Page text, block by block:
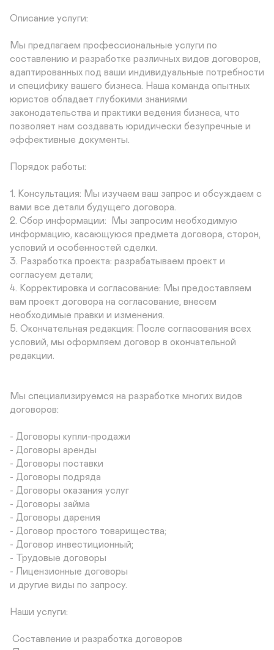
Описание услуги:
Мы предлагаем профессиональные услуги по
составлению и разработке различных видов договоров,
адаптированных под ваши индивидуальные потребности
и специфику вашего бизнеса. Наша команда опытных
юристов обладает глубокими знаниями
законодательства и практики ведения бизнеса, что
позволяет нам создавать юридически безупречные и
эффективные документы.
Порядок работы:
1. Консультация: Мы изучаем ваш запрос и обсуждаем с
вами все детали будущего договора.
2. Сбор информации:  Мы запросим необходимую
информацию, касающуюся предмета договора, сторон,
условий и особенностей сделки.
3. Разработка проекта: разрабатываем проект и
согласуем детали;
4. Корректировка и согласование: Мы предоставляем
вам проект договора на согласование, внесем
необходимые правки и изменения.
5. Окончательная редакция: После согласования всех
условий, мы оформляем договор в окончательной
редакции.
Мы специализируемся на разработке многих видов
договоров:
- Договоры купли-продажи
- Договоры аренды
- Договоры поставки
- Договоры подряда
- Договоры оказания услуг
- Договоры займа
- Договоры дарения
- Договор простого товарищества;
- Договор инвестиционный;
- Трудовые договоры
- Лицензионные договоры
и другие виды по запросу.
Наши услуги: